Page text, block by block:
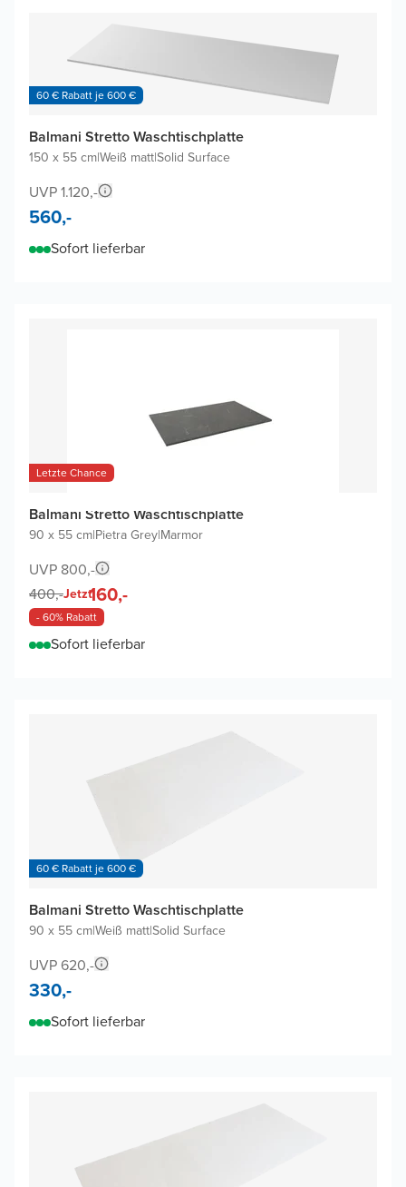
60 € Rabatt je 600 €
Balmani Stretto Waschtischplatte
150 x 55 cm|Weiß matt|Solid Surface
UVP 1.120,-
560,-
Sofort lieferbar
Letzte Chance
Balmani Stretto Waschtischplatte
90 x 55 cm|Pietra Grey|Marmor
UVP 800,-
400,-Jetzt160,-
- 60% Rabatt
Sofort lieferbar
60 € Rabatt je 600 €
Balmani Stretto Waschtischplatte
90 x 55 cm|Weiß matt|Solid Surface
UVP 620,-
330,-
Sofort lieferbar